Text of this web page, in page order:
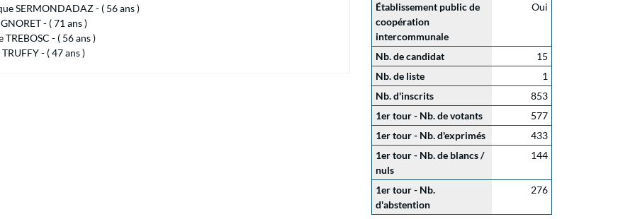
SERMONDADAZ - ( 56 ans )
- ( 71 ans )
TREBOSC - ( 56 ans )
- ( 47 ans )
Établissement public de
coopération
intercommunale
Oui
Nb. de candidat
15
Nb. de liste
1
Nb. d'inscrits
853
1er tour - Nb. de votants
577
1er tour - Nb. d'exprimés
433
1er tour - Nb. de blancs /
nuls
144
1er tour - Nb.
d'abstention
276